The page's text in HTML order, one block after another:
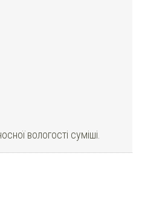
вологості суміші.